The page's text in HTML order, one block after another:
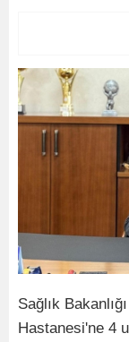
Sağlık
Hastanesi'ne 4